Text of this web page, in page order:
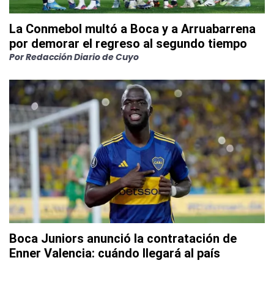
La Conmebol multó a Boca y a Arruabarrena
por demorar el regreso al segundo tiempo
PorRedacción Diario de Cuyo
Boca Juniors anunció la contratación de
Enner Valencia: cuándo llegará al país